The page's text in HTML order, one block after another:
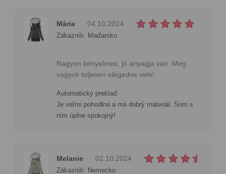
Mária 04.10.2024
Zákazník: Maďarsko
Nagyon kényelmes, jó anyagja van. Meg
vagyok teljesen elégedve vele!
Automatický preklad:
Je veľmi pohodlná a má dobrý materiál. Som s
ním úplne spokojný!
Melanie 02.10.2024
Zákazník: Nemecko